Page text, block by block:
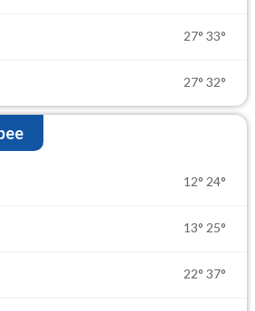
27° 33°
27° 32°
12° 24°
13° 25°
22° 37°